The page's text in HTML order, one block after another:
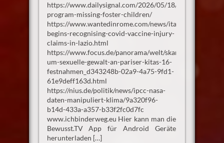
https://www.dailysignal.com/2026/05/18/hhs-
program-missing-foster-children/
https://www.wantedinrome.com/news/italy-
begins-recognising-covid-vaccine-injury-
claims-in-lazio.html
https://www.focus.de/panorama/welt/skandal-
um-sexuelle-gewalt-an-pariser-kitas-16-
festnahmen_d343248b-02a9-4a75-9fd1-
61e9deff163d.html
https://nius.de/politik/news/ipcc-nasa-
daten-manipuliert-klima/9a320f96-
b14d-433a-a357-b33f2fc0d7fc
www.ichbinderweg.eu Hier kann man die
Bewusst.TV App für Android Geräte
herunterladen […]